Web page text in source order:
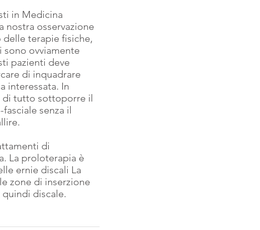
in Medicina
nostra osservazione
terapie fisiche,
ovviamente
pazienti deve
di inquadrare
interessata. In
di tutto sottoporre il
senza il
di
La proloterapia è
ernie discali La
zone di inserzione
discale.